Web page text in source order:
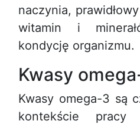
naczynia,
witamin i
kondycję organizmu.
Kwasy
Kwasy omega-3 są
kontekście